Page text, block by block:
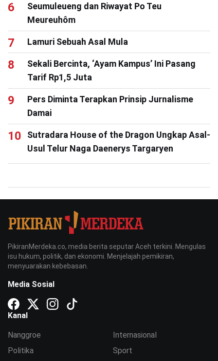
Seumuleueng dan Riwayat Po Teu
Meureuhôm
Lamuri Sebuah Asal Mula
Sekali Bercinta, ‘Ayam Kampus’ Ini Pasang
Tarif Rp1,5 Juta
Pers Diminta Terapkan Prinsip Jurnalisme
Damai
Sutradara House of the Dragon Ungkap Asal-
Usul Telur Naga Daenerys Targaryen
PikiranMerdeka.co, media berita seputar Aceh terkini. Mengulas
isu hukum, politik, dan ekonomi. Menjelajah pemikiran,
menyuarakan kebebasan.
Media Sosial
Kanal
Nanggroe
Politika
Internasional
Sport